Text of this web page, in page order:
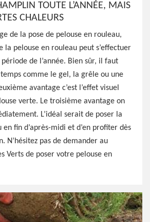
TOUTE L’ANNÉE, MAIS
CHALEURS
de la pose de pelouse en rouleau,
la pelouse en rouleau peut s’effectuer
de l’année. Bien sûr, il faut
comme le gel, la grêle ou une
avantage c’est l’effet visuel
verte. Le troisième avantage on
L’idéal serait de poser la
en fin d’après-midi et d’en profiter dès
N’hésitez pas de demander au
Verts de poser votre pelouse en